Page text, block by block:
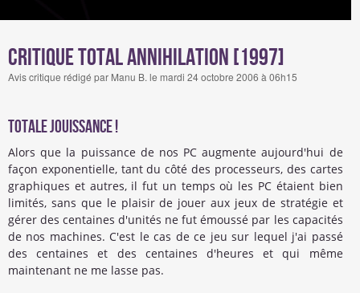
Critique Total Annihilation [1997]
Avis critique rédigé par Manu B. le mardi 24 octobre 2006 à 06h15
Totale jouissance !
Alors que la puissance de nos PC augmente aujourd'hui de
façon exponentielle, tant du côté des processeurs, des cartes
graphiques et autres, il fut un temps où les PC étaient bien
limités, sans que le plaisir de jouer aux jeux de stratégie et
gérer des centaines d'unités ne fut émoussé par les capacités
de nos machines. C'est le cas de ce jeu sur lequel j'ai passé
des centaines et des centaines d'heures et qui même
maintenant ne me lasse pas.